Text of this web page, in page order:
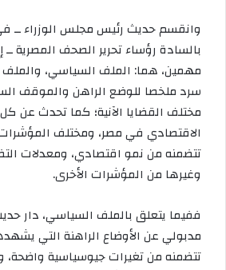
وانقسم حديث رئيس مجلس الوزراء ــ
بالسادة رؤساء تحرير الصحف المصرية
مهمين، هما: الملف السياسي،
سرد ملخصا للوضع الراهن والموقف
مختلف القضايا الآنية؛ كما تحدث عن
الاقتصادي في مصر، ومختلف المؤشرات
تتضمنه من نمو اقتصادي، ومعدلات
وغيرها من المؤشرات الأخرى.
ففيما يتعلق بالملف السياسي، دار
مدبولي عن الأوضاع الراهنة التي
تتضمنه من تغيرات جيوسياسية